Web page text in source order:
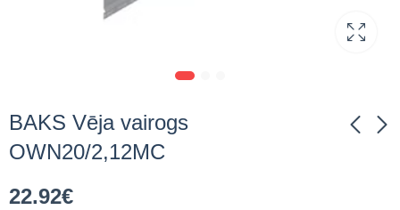
BAKS Vēja vairogs
OWN20/2,12MC
22.92€